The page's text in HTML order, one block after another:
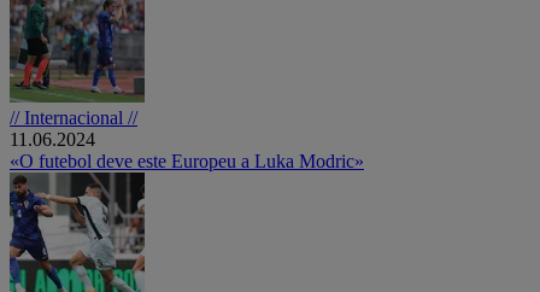
// Internacional //
11.06.2024
«O futebol deve este Europeu a Luka Modric»